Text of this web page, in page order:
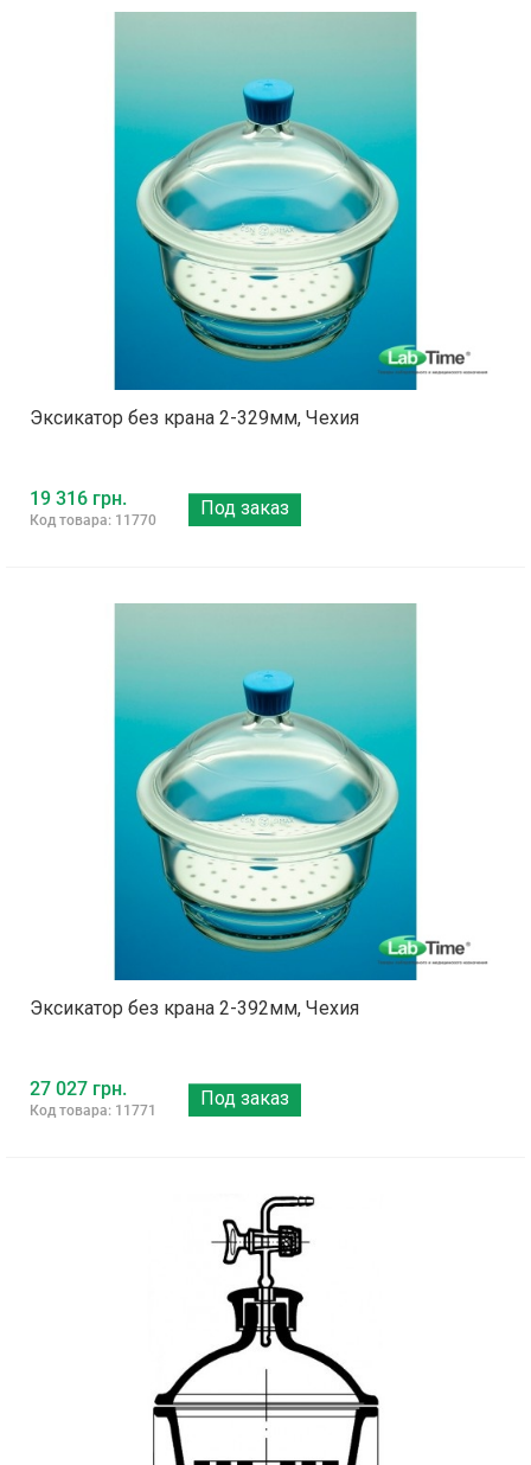
Эксикатор без крана 2-329мм, Чехия
19 316 грн.
Код товара: 11770
Под заказ
Эксикатор без крана 2-392мм, Чехия
27 027 грн.
Код товара: 11771
Под заказ